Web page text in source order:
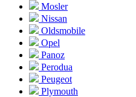
Mosler
Nissan
Oldsmobile
Opel
Panoz
Perodua
Peugeot
Plymouth